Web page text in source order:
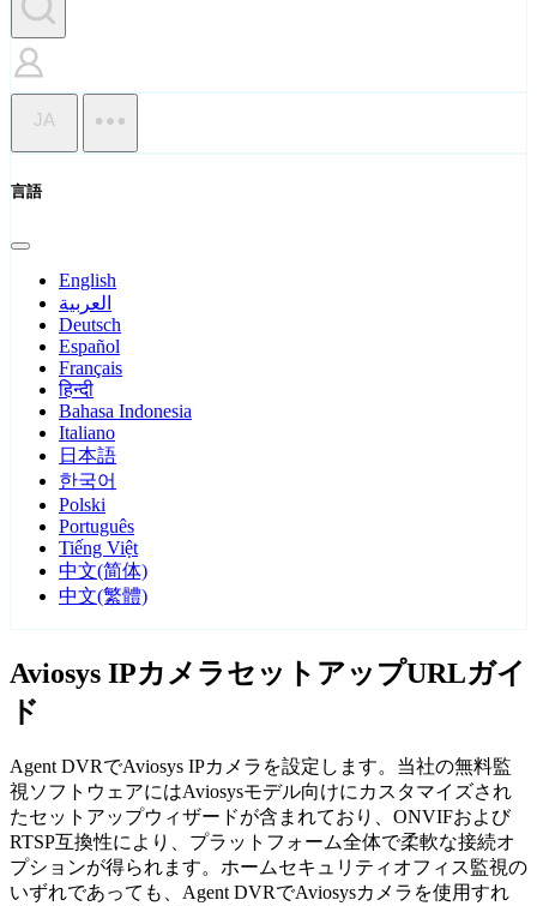
JA
言語
English
العربية
Deutsch
Español
Français
हिन्दी
Bahasa Indonesia
Italiano
日本語
한국어
Polski
Português
Tiếng Việt
中文(简体)
中文(繁體)
Aviosys IPカメラセットアップURLガイ
ド
Agent DVRでAviosys IPカメラを設定します。当社の無料監
視ソフトウェアにはAviosysモデル向けにカスタマイズされ
たセットアップウィザードが含まれており、ONVIFおよび
RTSP互換性により、プラットフォーム全体で柔軟な接続オ
プションが得られます。ホームセキュリティオフィス監視の
いずれであっても、Agent DVRでAviosysカメラを使用すれ